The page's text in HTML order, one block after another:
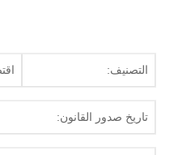
التصنيف:
تاريخ صدور القانون: